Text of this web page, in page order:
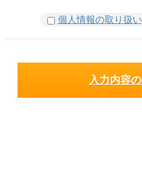
個人情報の取り扱い